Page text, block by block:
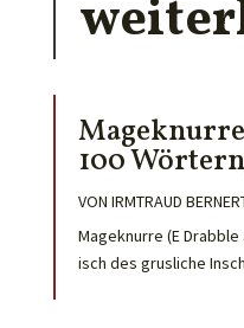
100
VON IRMTRAUD
Mageknurre (E
isch des grusliche